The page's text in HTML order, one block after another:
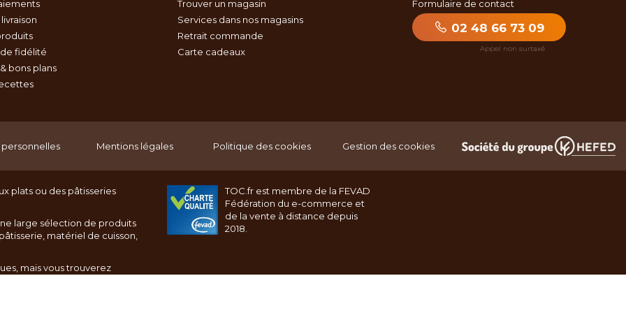
fidélité
bons plans
Trouver un magasin
Services dans nos magasins
Retrait commande
Carte cadeaux
Formulaire de contact
02 48 66 73 09
personnelles Mentions légales Politique des cookies Gestion des cookies
plats ou des pâtisseries
large sélection de produits
matériel de cuisson,
mais vous trouverez
TOC.fr est membre de la FEVAD
Fédération du e-commerce et
de la vente à distance depuis
2018.